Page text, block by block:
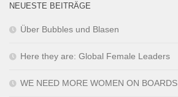
NEUESTE BEITRÄGE
Über Bubbles und Blasen
Here they are: Global Female Leaders
WE NEED MORE WOMEN ON BOARDS